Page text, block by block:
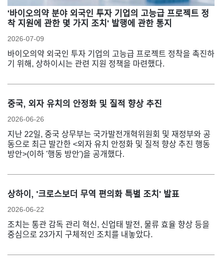
'바이오의약 분야 외국인 투자 기업의 고능급 프로젝트 정
착 지원에 관한 몇 가지 조치' 발행에 관한 통지
2026-07-09
바이오의약 외국인 투자 기업의 고능급 프로젝트 정착을 촉진하
기 위해, 상하이시는 관련 지원 정책을 마련했다.
중국, 외자 유치의 안정화 및 질적 향상 추진
2026-06-26
지난 22일, 중국 상무부는 국가발전개혁위원회 및 재정부와 공
동으로 최근 발간한 <외자 유치 안정화 및 질적 향상 추진 행동
방안>(이하 '행동 방안')을 공개했다.
상하이, '크로스보더 무역 편의화 특별 조치' 발표
2026-06-22
조치는 통관 감독 관리 혁신, 신업태 발전, 물류 효율 향상 등을
중심으로 23가지 구체적인 조치를 내놓았다.